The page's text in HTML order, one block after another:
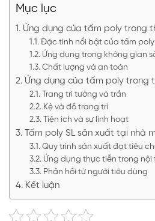
Mục lục
Ứng dụng của tấm poly trong
Đặc tính nổi bật của tấm poly
Ứng dụng trong không gian
Chất lượng và an toàn
Ứng dụng của tấm poly trong
Trang trí tường và trần
Kệ và đồ trang trí
Tiện ích và sự linh hoạt
Tấm poly SL sản xuất tại nhà
Quy trình sản xuất đạt tiêu
Ứng dụng thực tiễn trong nội
Phản hồi từ người tiêu dùng
Kết luận